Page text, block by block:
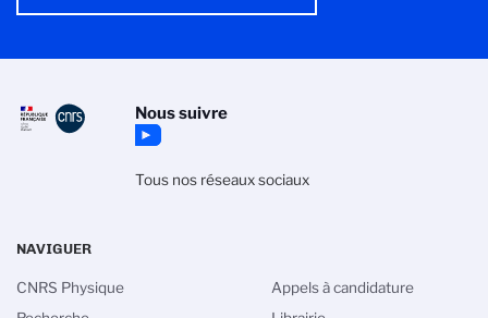
Nous suivre
Tous nos réseaux sociaux
NAVIGUER
CNRS Physique
Appels à candidature